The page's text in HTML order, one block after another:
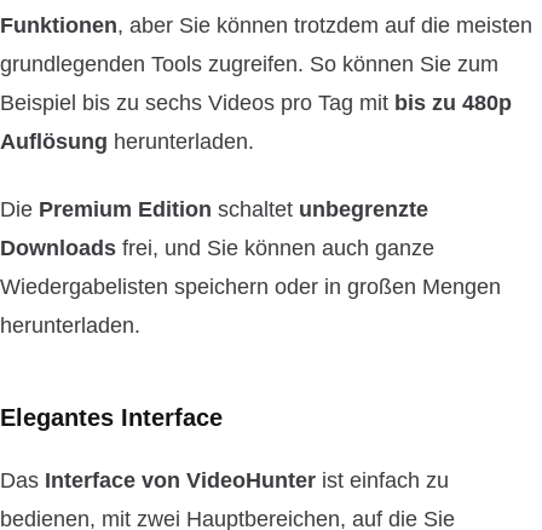
Funktionen, aber Sie können trotzdem auf die meisten
grundlegenden Tools zugreifen. So können Sie zum
Beispiel bis zu sechs Videos pro Tag mit bis zu 480p
Auflösung herunterladen.
Die Premium Edition schaltet unbegrenzte
Downloads frei, und Sie können auch ganze
Wiedergabelisten speichern oder in großen Mengen
herunterladen.
Elegantes Interface
Das Interface von VideoHunter ist einfach zu
bedienen, mit zwei Hauptbereichen, auf die Sie